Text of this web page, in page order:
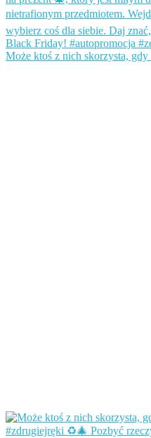
Może ktoś z nich skorzysta, gdy